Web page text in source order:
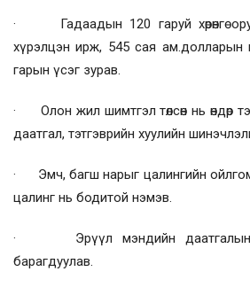
· Гадаадын 120 гаруй хөрөнгө
хүрэлцэн ирж, 545 сая ам.долларын
гарын үсэг зурав.
· Олон жил шимтгэл төлсөн нь өндөр
даатгал, тэтгэврийн хуулийн
· Эмч, багш нарыг цалингийн
цалинг нь бодитой нэмэв.
· Эрүүл мэндийн даатгалын
барагдуулав.